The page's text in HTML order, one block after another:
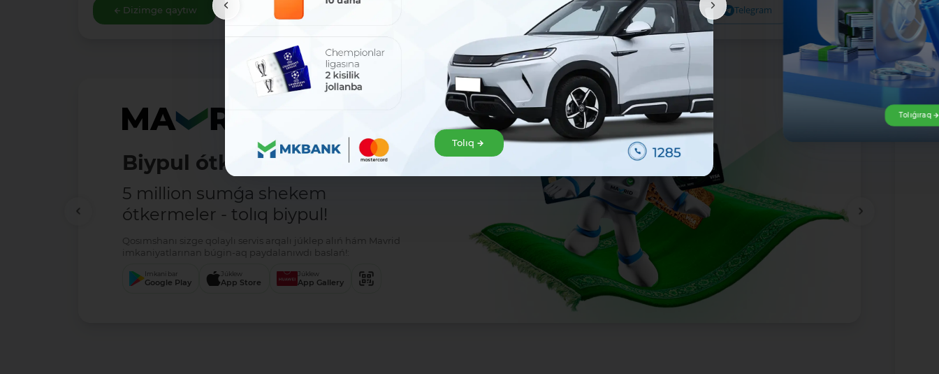
Dizimge qaytıw Bólisiw: Facebook Telegram
Biypul ótkermeler
5 million sumǵa shekem
ótkermeler - tolıq biypul!
Qosımshanı sizge qolaylı servis arqalı júklep alıń hám Mavrid
imkaniyatlarınan búgin-aq paydalanıwdı baslań!:
Imkani bar
Google Play
Júklew
App Store
Júklew
App Gallery
Tolıq
Tolıǵıraq